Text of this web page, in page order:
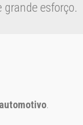
grande esforço.
.